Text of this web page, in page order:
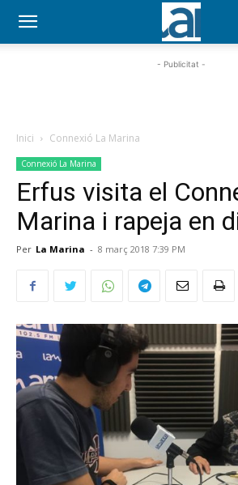
- Publicitat -
Inici Connexió La Marina
Connexió La Marina
Erfus visita el
Marina i rapeja en
Per La Marina - 8 març 2018 7:39 PM